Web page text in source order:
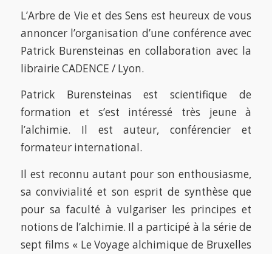
L’Arbre de Vie et des Sens est heureux de vous
annoncer l’organisation d’une conférence avec
Patrick Burensteinas en collaboration avec la
librairie CADENCE / Lyon.
Patrick Burensteinas est scientifique de
formation et s’est intéressé très jeune à
l’alchimie. Il est auteur, conférencier et
formateur international.
Il est reconnu autant pour son enthousiasme,
sa convivialité et son esprit de synthèse que
pour sa faculté à vulgariser les principes et
notions de l’alchimie. Il a participé à la série de
sept films « Le Voyage alchimique de Bruxelles